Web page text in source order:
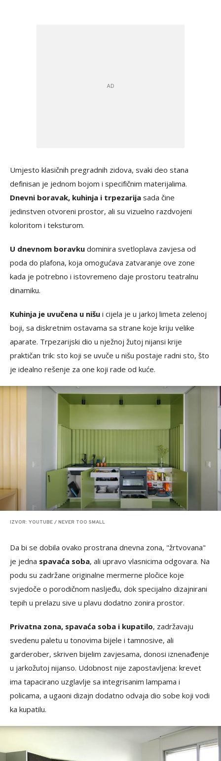
Umjesto klasičnih pregradnih zidova, svaki deo stana
definisan je jednom bojom i specifičnim materijalima.
Dnevni boravak, kuhinja i trpezarija sada čine
jedinstven otvoreni prostor, ali su vizuelno razdvojeni
koloritom i teksturom.
U dnevnom boravku dominira svetloplava zavjesa od
poda do plafona, koja omogućava zatvaranje ove zone
kada je potrebno i istovremeno daje prostoru teatralnu
dinamiku.
Kuhinja je uvučena u nišu i cijela je u jarkoj limeta zelenoj
boji, sa diskretnim ostavama sa strane koje kriju velike
aparate. Trpezarijski dio u nježnoj žutoj nijansi krije
praktičan trik: sto koji se uvuče u nišu postaje radni sto, što
je idealno rešenje za one koji rade od kuće.
IZVOR: YOUTUBE / NEVER TOO SMALL
Da bi se dobila ovako prostrana dnevna zona, "žrtvovana"
je jedna spavaća soba, ali upravo vlasnicima odgovara. Na
podu su zadržane originalne mermerne pločice koje
svjedoče o porodičnom nasljeđu, dok specijalno dizajnirani
tepih u prelazu sive u plavu dodatno zonira prostor.
Privatna zona, spavaća soba i kupatilo, zadržavaju
svedenu paletu u tonovima bijele i tamnosive, ali
garderober, skriven bijelim zavjesama, donosi iznenađenje
u jarkožutoj nijanso. Udobnost nije zapostavljena: krevet
ima tapacirano uzglavlje sa integrisanim lampama i
policama, a ugaoni dizajn dodatno odvaja dio sobe koji vodi
ka kupatilu.